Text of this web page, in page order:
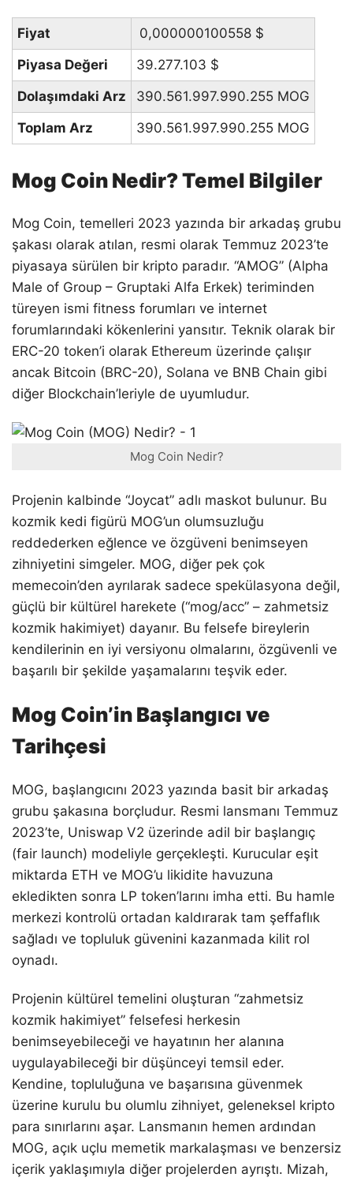
Fiyat 0,000000100558 $
Piyasa Değeri
39.277.103 $
Dolaşımdaki Arz
390.561.997.990.255 MOG
Toplam Arz
390.561.997.990.255 MOG
Mog Coin Nedir? Temel Bilgiler
Mog Coin, temelleri 2023 yazında bir arkadaş grubu
şakası olarak atılan, resmi olarak Temmuz 2023’te
piyasaya sürülen bir kripto paradır. “AMOG” (Alpha
Male of Group – Gruptaki Alfa Erkek) teriminden
türeyen ismi fitness forumları ve internet
forumlarındaki kökenlerini yansıtır. Teknik olarak bir
ERC-20 token’i olarak Ethereum üzerinde çalışır
ancak Bitcoin (BRC-20), Solana ve BNB Chain gibi
diğer Blockchain’leriyle de uyumludur.
Mog Coin Nedir?
Projenin kalbinde “Joycat” adlı maskot bulunur. Bu
kozmik kedi figürü MOG’un olumsuzluğu
reddederken eğlence ve özgüveni benimseyen
zihniyetini simgeler. MOG, diğer pek çok
memecoin’den ayrılarak sadece spekülasyona değil,
güçlü bir kültürel harekete (“mog/acc” – zahmetsiz
kozmik hakimiyet) dayanır. Bu felsefe bireylerin
kendilerinin en iyi versiyonu olmalarını, özgüvenli ve
başarılı bir şekilde yaşamalarını teşvik eder.
Mog Coin’in Başlangıcı ve
Tarihçesi
MOG, başlangıcını 2023 yazında basit bir arkadaş
grubu şakasına borçludur. Resmi lansmanı Temmuz
2023’te, Uniswap V2 üzerinde adil bir başlangıç
(fair launch) modeliyle gerçekleşti. Kurucular eşit
miktarda ETH ve MOG’u likidite havuzuna
ekledikten sonra LP token’larını imha etti. Bu hamle
merkezi kontrolü ortadan kaldırarak tam şeffaflık
sağladı ve topluluk güvenini kazanmada kilit rol
oynadı.
Projenin kültürel temelini oluşturan “zahmetsiz
kozmik hakimiyet” felsefesi herkesin
benimseyebileceği ve hayatının her alanına
uygulayabileceği bir düşünceyi temsil eder.
Kendine, topluluğuna ve başarısına güvenmek
üzerine kurulu bu olumlu zihniyet, geleneksel kripto
para sınırlarını aşar. Lansmanın hemen ardından
MOG, açık uçlu memetik markalaşması ve benzersiz
içerik yaklaşımıyla diğer projelerden ayrıştı. Mizah,